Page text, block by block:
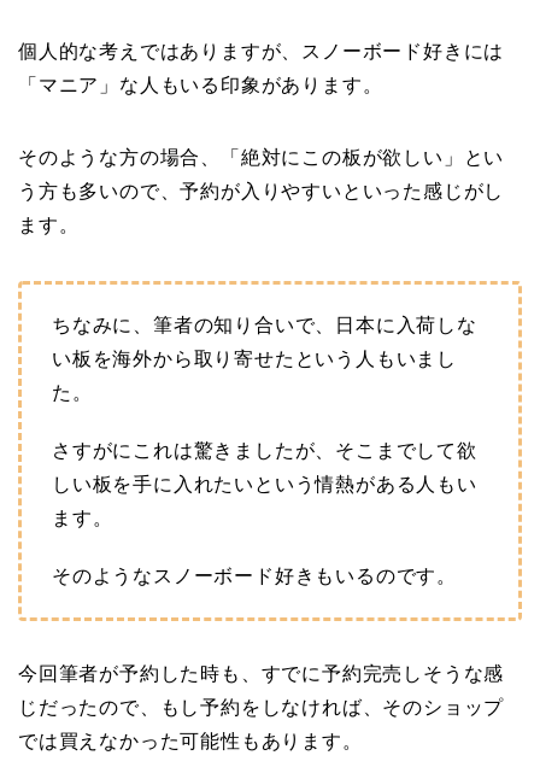
個人的な考えではありますが、スノーボード好きには
「マニア」な人もいる印象があります。
そのような方の場合、「絶対にこの板が欲しい」とい
う方も多いので、予約が入りやすいといった感じがし
ます。
ちなみに、筆者の知り合いで、日本に入荷しな
い板を海外から取り寄せたという人もいまし
た。
さすがにこれは驚きましたが、そこまでして欲
しい板を手に入れたいという情熱がある人もい
ます。
そのようなスノーボード好きもいるのです。
今回筆者が予約した時も、すでに予約完売しそうな感
じだったので、もし予約をしなければ、そのショップ
では買えなかった可能性もあります。